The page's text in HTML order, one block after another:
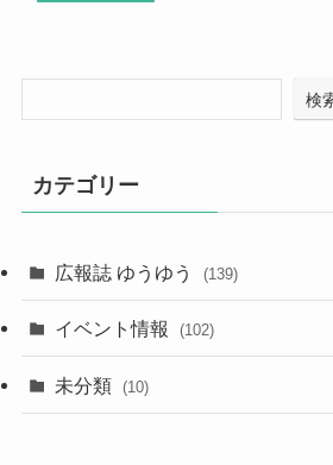
検
カテゴリー
広報誌 ゆうゆう (139)
イベント情報 (102)
未分類 (10)